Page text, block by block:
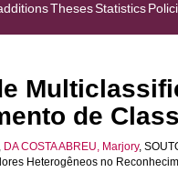
ThesesStatistics
de
, DA COSTA ABREU, Marjory,
Heterogêneos no